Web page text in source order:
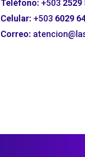
Teléfono: +503 2529
Celular: +503 6029
Correo: